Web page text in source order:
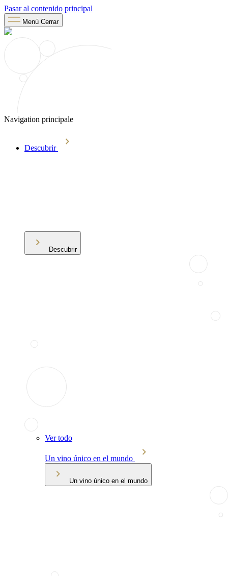
Pasar al contenido principal
Menú Cerrar
Navigation principale
Descubrir
Descubrir
Ver todo
Un vino único en el mundo
Un vino único en el mundo